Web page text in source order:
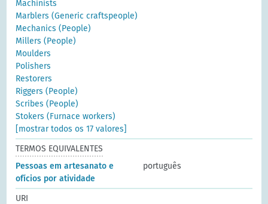
Machinists
Marblers (Generic craftspeople)
Mechanics (People)
Millers (People)
Moulders
Polishers
Restorers
Riggers (People)
Scribes (People)
Stokers (Furnace workers)
[mostrar todos os 17 valores]
TERMOS EQUIVALENTES
Pessoas em artesanato e
ofícios por atividade
português
URI